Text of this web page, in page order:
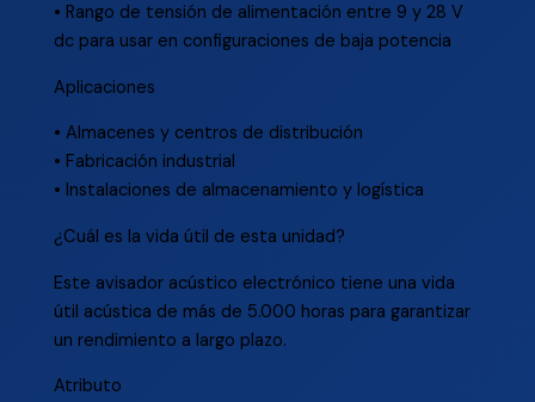
• Rango de tensión de alimentación entre 9 y 28 V
dc para usar en configuraciones de baja potencia
Aplicaciones
• Almacenes y centros de distribución
• Fabricación industrial
• Instalaciones de almacenamiento y logística
¿Cuál es la vida útil de esta unidad?
Este avisador acústico electrónico tiene una vida
útil acústica de más de 5.000 horas para garantizar
un rendimiento a largo plazo.
Atributo